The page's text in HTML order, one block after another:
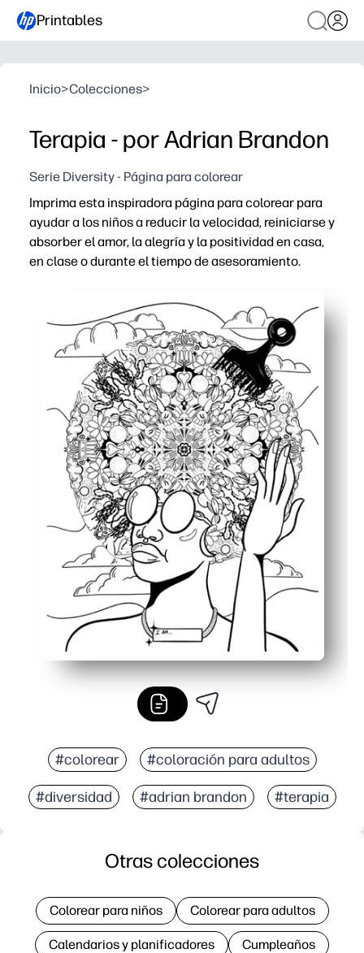
Printables
Inicio>Colecciones>
Terapia - por Adrian Brandon
Serie Diversity - Página para colorear
Imprima esta inspiradora página para colorear para
ayudar a los niños a reducir la velocidad, reiniciarse y
absorber el amor, la alegría y la positividad en casa,
en clase o durante el tiempo de asesoramiento.
Listo en minutos: solo tienes que imprimir y distribuir
Calma las mentes ocupadas: la coloración
Desarrolla habilidades: fortalece el control de la
Promueve la conversación positiva: impulsa las
#colorear #coloración para adultos
#diversidad #adrian brandon #terapia
Otras colecciones
Colorear para niños Colorear para adultos
Calendarios y planificadores Cumpleaños